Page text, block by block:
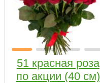
51 красная роза
по акции (40 см)